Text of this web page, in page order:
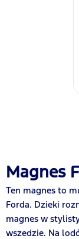
Magnes
Ten magnes to
Forda. Dzieki
magnes w
wszedzie. Na